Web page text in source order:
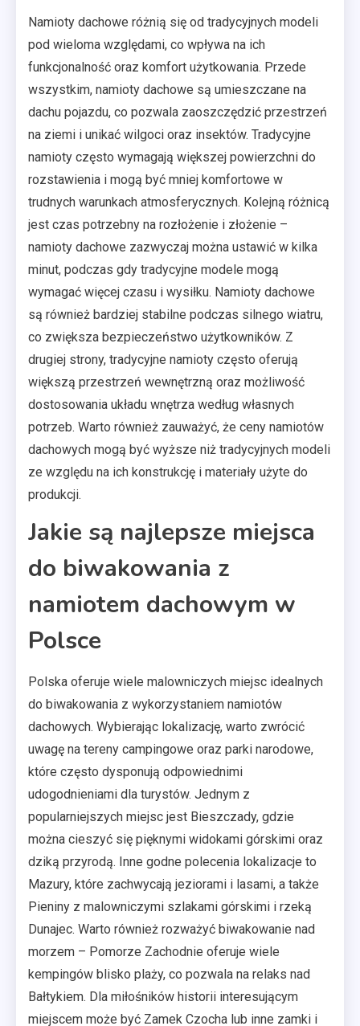
Namioty dachowe różnią się od tradycyjnych modeli
pod wieloma względami, co wpływa na ich
funkcjonalność oraz komfort użytkowania. Przede
wszystkim, namioty dachowe są umieszczane na
dachu pojazdu, co pozwala zaoszczędzić przestrzeń
na ziemi i unikać wilgoci oraz insektów. Tradycyjne
namioty często wymagają większej powierzchni do
rozstawienia i mogą być mniej komfortowe w
trudnych warunkach atmosferycznych. Kolejną różnicą
jest czas potrzebny na rozłożenie i złożenie –
namioty dachowe zazwyczaj można ustawić w kilka
minut, podczas gdy tradycyjne modele mogą
wymagać więcej czasu i wysiłku. Namioty dachowe
są również bardziej stabilne podczas silnego wiatru,
co zwiększa bezpieczeństwo użytkowników. Z
drugiej strony, tradycyjne namioty często oferują
większą przestrzeń wewnętrzną oraz możliwość
dostosowania układu wnętrza według własnych
potrzeb. Warto również zauważyć, że ceny namiotów
dachowych mogą być wyższe niż tradycyjnych modeli
ze względu na ich konstrukcję i materiały użyte do
produkcji.
Jakie są najlepsze miejsca
do biwakowania z
namiotem dachowym w
Polsce
Polska oferuje wiele malowniczych miejsc idealnych
do biwakowania z wykorzystaniem namiotów
dachowych. Wybierając lokalizację, warto zwrócić
uwagę na tereny campingowe oraz parki narodowe,
które często dysponują odpowiednimi
udogodnieniami dla turystów. Jednym z
popularniejszych miejsc jest Bieszczady, gdzie
można cieszyć się pięknymi widokami górskimi oraz
dziką przyrodą. Inne godne polecenia lokalizacje to
Mazury, które zachwycają jeziorami i lasami, a także
Pieniny z malowniczymi szlakami górskimi i rzeką
Dunajec. Warto również rozważyć biwakowanie nad
morzem – Pomorze Zachodnie oferuje wiele
kempingów blisko plaży, co pozwala na relaks nad
Bałtykiem. Dla miłośników historii interesującym
miejscem może być Zamek Czocha lub inne zamki i